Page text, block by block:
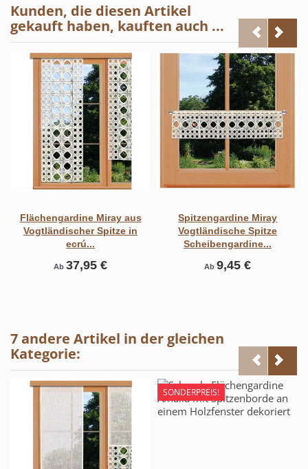
Kunden, die diesen Artikel
gekauft haben, kauften auch ...
Flächengardine Miray aus
Vogtländischer Spitze in
ecrú...
Ab 37,95 €
Spitzengardine Miray
Vogtländische Spitze
Scheibengardine...
Ab 9,45 €
7 andere Artikel in der gleichen
Kategorie:
SONDERPREIS!